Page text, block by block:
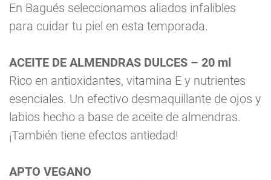
En Bagués seleccionamos aliados infalibles
para cuidar tu piel en esta temporada.
ACEITE DE ALMENDRAS DULCES – 20 ml
Rico en antioxidantes, vitamina E y nutrientes
esenciales. Un efectivo desmaquillante de ojos y
labios hecho a base de aceite de almendras.
¡También tiene efectos antiedad!
APTO VEGANO